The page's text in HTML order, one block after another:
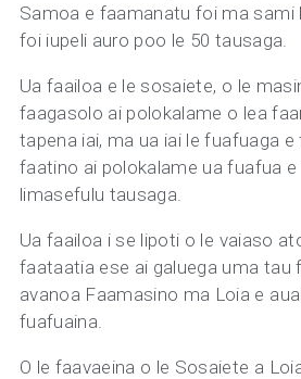
Samoa e faamanatu foi ma sami
foi iupeli auro poo le 50 tausaga.
Ua faailoa e le sosaiete, o le
faagasolo ai polokalame o lea
tapena iai, ma ua iai le fuafuaga
faatino ai polokalame ua fuafua
limasefulu tausaga.
Ua faailoa i se lipoti o le vaiaso
faataatia ese ai galuega uma tau
avanoa Faamasino ma Loia e
fuafuaina.
O le faavaeina o le Sosaiete a